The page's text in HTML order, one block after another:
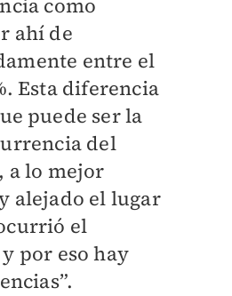
como
ahí de
entre el
Esta diferencia
puede ser la
del
a lo mejor
alejado el lugar
el
por eso hay